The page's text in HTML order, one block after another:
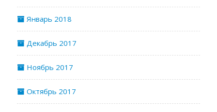
Январь 2018
Декабрь 2017
Ноябрь 2017
Октябрь 2017